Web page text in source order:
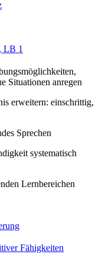
LB 1
Situationen anregen
erweitern: einschrittig,
Sprechen
systematisch
Lernbereichen
Fähigkeiten